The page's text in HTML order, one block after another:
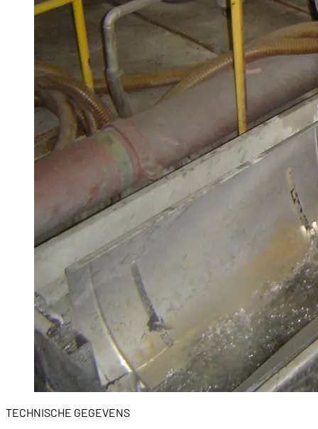
TECHNISCHE GEGEVENS